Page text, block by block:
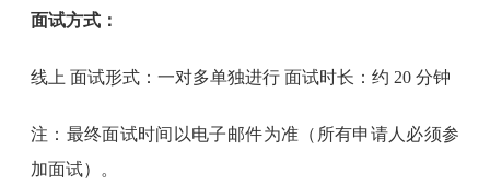
面试方式：
线上 面试形式：一对多单独进行 面试时长：约 20 分钟
注：最终面试时间以电子邮件为准（所有申请人必须参
加面试）。